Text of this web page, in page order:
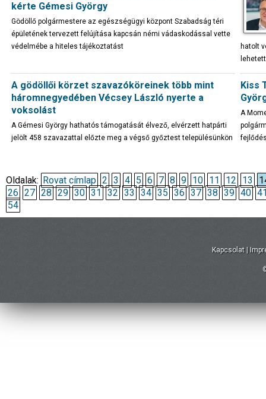
kérte Gémesi György
Gödöllő polgármestere az egészségügyi központ Szabadság téri
épületének tervezett felújítása kapcsán némi vádaskodással vette
védelmébe a hiteles tájékoztatást
hatolt
A gödöllői körzet szavazóköreinek több mint
háromnegyedében Vécsey László nyerte a
voksolást
A Gémesi György hathatós támogatását élvező, elvérzett hatpárti
jelölt 458 szavazattal előzte meg a végső győztest településünkön
Kiss
A
Oldalak: Rovat címlap 2 3 4 5 6 7 8 9 10 11 12 13
26 27 28 29 30 31 32 33 34 35 36 37 38 39 40
54
Kapcsolat |